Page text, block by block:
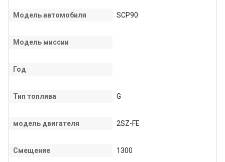
Модель автомобиля SCP90
Модель миссии
Год
Тип топлива G
модель двигателя 2SZ-FE
Смещение 1300